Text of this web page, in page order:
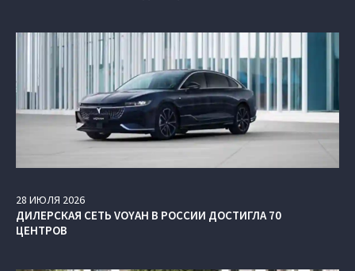
28 ИЮЛЯ 2026
ДИЛЕРСКАЯ СЕТЬ VOYAH В РОССИИ ДОСТИГЛА 70
ЦЕНТРОВ